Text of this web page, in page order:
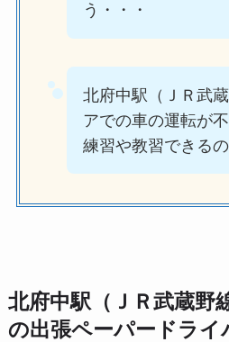
う・・・
北府中駅（ＪＲ武
アでの車の運転が
練習や教習できるの
北府中駅（ＪＲ武蔵野
の出張ペーパードライ